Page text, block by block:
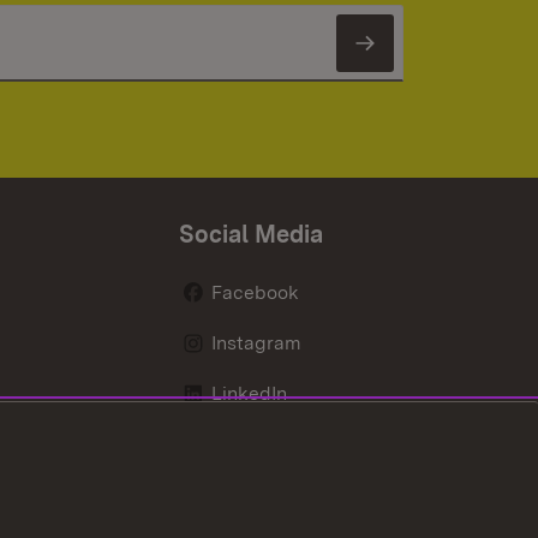
Newsletter
Social Media
Facebook
Instagram
LinkedIn